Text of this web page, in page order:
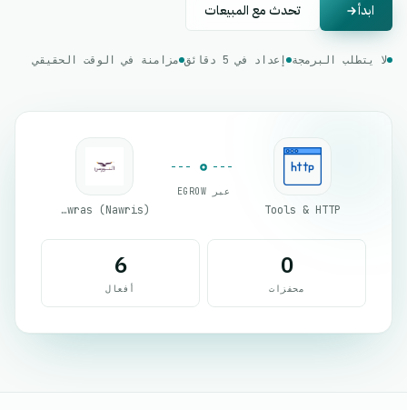
ابدأ تحدث مع المبيعات
لا يتطلب البرمجة إعداد في 5 دقائق مزامنة في الوقت الحقيقي
Tools & HTTP
عبر EGROW
Al-Nawras (Nawris)
0
محفزات
6
أفعال